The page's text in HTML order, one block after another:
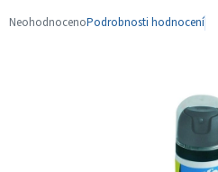
Průměrné
NeohodnocenoPodrobnosti hodnocení